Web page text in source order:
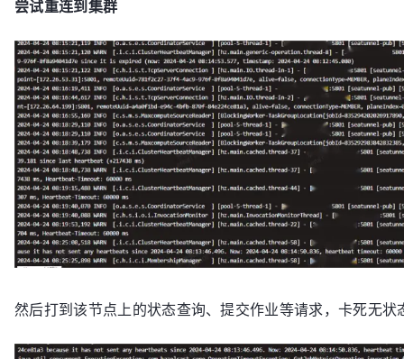
尝试重连到集群
然后打到该节点上的状态查询、提交作业等请求，卡死无状